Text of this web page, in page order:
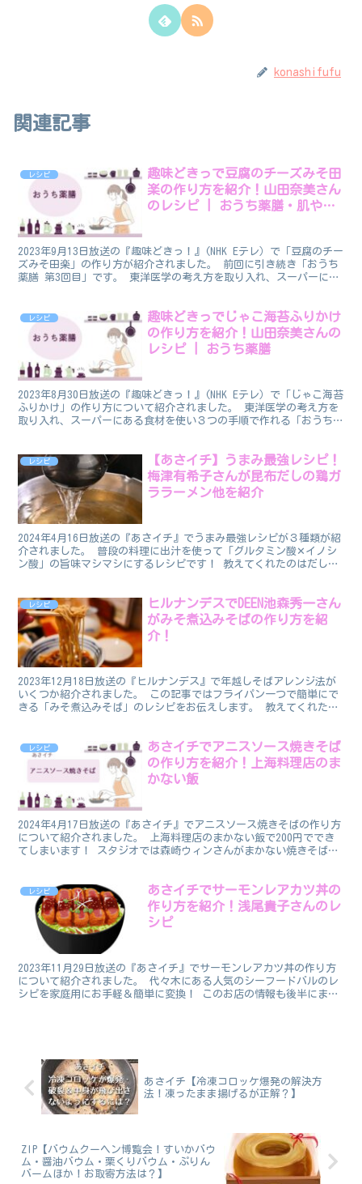
konashifufu
関連記事
レシピ
趣味どきっで豆腐のチーズみそ田
楽の作り方を紹介！山田奈美さん
のレシピ | おうち薬膳・肌や喉
2023年9月13日放送の『趣味どきっ！』(NHK Eテレ）で「豆腐のチー
ズみそ田楽」の作り方が紹介されました。 前回に引き続き「おうち
薬膳 第3回目」です。 東洋医学の考え方を取り入れ、スーパーにあ
レシピ
趣味どきっでじゃこ海苔ふりかけ
の作り方を紹介！山田奈美さんの
レシピ | おうち薬膳
2023年8月30日放送の『趣味どきっ！』(NHK Eテレ）で「じゃこ海苔
ふりかけ」の作り方について紹介されました。 東洋医学の考え方を
取り入れ、スーパーにある食材を使い３つの手順で作れる「おうち薬
レシピ
【あさイチ】うまみ最強レシピ！
梅津有希子さんが昆布だしの鶏ガ
ララーメン他を紹介
2024年4月16日放送の『あさイチ』でうまみ最強レシピが３種類が紹
介されました。 普段の料理に出汁を使って「グルタミン酸✕イノシ
ン酸」の旨味マシマシにするレシピです！ 教えてくれたのはだし愛
レシピ
ヒルナンデスでDEEN池森秀一さん
がみそ煮込みそばの作り方を紹
介！
2023年12月18日放送の『ヒルナンデス』で年越しそばアレンジ法が
いくつか紹介されました。 この記事ではフライパン一つで簡単にで
きる「みそ煮込みそば」のレシピをお伝えします。 教えてくれたの
レシピ
あさイチでアニスソース焼きそば
の作り方を紹介！上海料理店のま
かない飯
2024年4月17日放送の『あさイチ』でアニスソース焼きそばの作り方
について紹介されました。 上海料理店のまかない飯で200円ででき
てしまいます！ スタジオでは森崎ウィンさんがまかない焼きそばづ
レシピ
あさイチでサーモンレアカツ丼の
作り方を紹介！浅尾貴子さんのレ
シピ
2023年11月29日放送の『あさイチ』でサーモンレアカツ丼の作り方
について紹介されました。 代々木にある人気のシーフードバルのレ
シピを家庭用にお手軽＆簡単に変換！ このお店の情報も後半にまと
あさイチ【冷凍コロッケ爆発の解決方
法！凍ったまま揚げるが正解？】
ZIP【バウムクーヘン博覧会！すいかバウ
ム・醤油バウム・栗くりバウム・ぷりん
バームほか！お取寄方法は？】